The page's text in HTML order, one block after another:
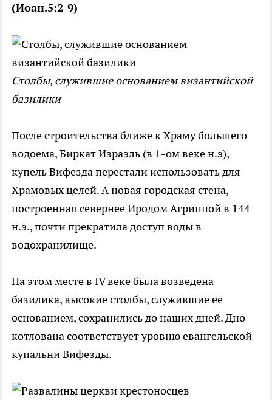
(Иоан.5:2-9)
Столбы, служившие основанием византийской
базилики
После строительства ближе к Храму большего
водоема, Биркат Израэль (в 1-ом веке н.э),
купель Вифезда перестали использовать для
Храмовых целей. А новая городская стена,
построенная севернее Иродом Агриппой в 144
н.э., почти прекратила доступ воды в
водохранилище.
На этом месте в IV веке была возведена
базилика, высокие столбы, служившие ее
основанием, сохранились до наших дней. Дно
котлована соответствует уровню евангельской
купальни Вифезды.